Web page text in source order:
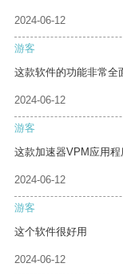
2024-06-12
游客
这款软件的功能非常全
2024-06-12
游客
这款加速器VPM应用程
2024-06-12
游客
这个软件很好用
2024-06-12